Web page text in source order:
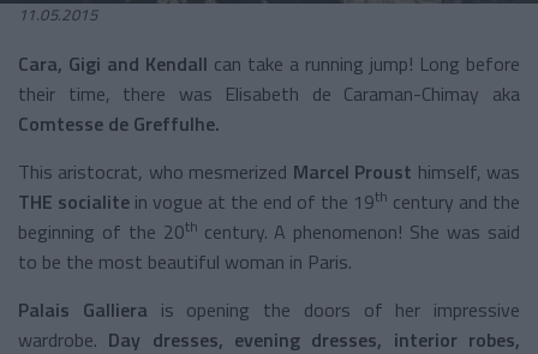
11.05.2015
Cara, Gigi and Kendall can take a running jump! Long before
their time, there was Elisabeth de Caraman-Chimay aka
Comtesse de Greffulhe.
This aristocrat, who mesmerized Marcel Proust himself, was
THE socialite in vogue at the end of the 19th century and the
beginning of the 20th century. A phenomenon! She was said
to be the most beautiful woman in Paris.
Palais Galliera is opening the doors of her impressive
wardrobe. Day dresses, evening dresses, interior robes,